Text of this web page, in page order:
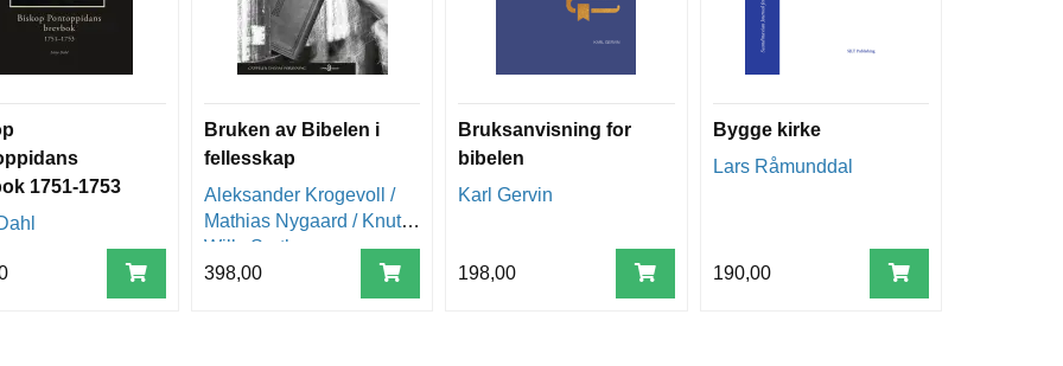
1751-1753
Bruken av Bibelen i
fellesskap
Aleksander Krogevoll /
Mathias Nygaard / Knut-
Willy Sæther
398,00
Bruksanvisning for
bibelen
Karl Gervin
198,00
Bygge kirke
Lars Råmunddal
190,00